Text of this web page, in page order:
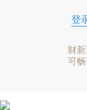
登
财
可